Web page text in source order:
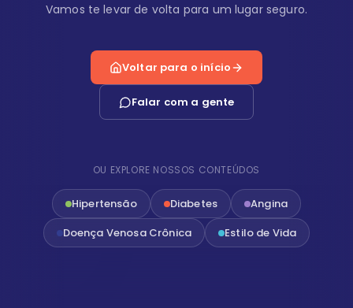
Vamos te levar de volta para um lugar seguro.
Voltar para o início
Falar com a gente
OU EXPLORE NOSSOS CONTEÚDOS
Hipertensão Diabetes
Angina
Doença Venosa Crônica
Estilo de Vida